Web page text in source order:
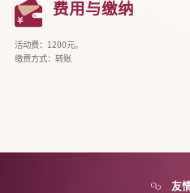
费用与缴纳
活动费：1200元。
缴费方式：转账
友